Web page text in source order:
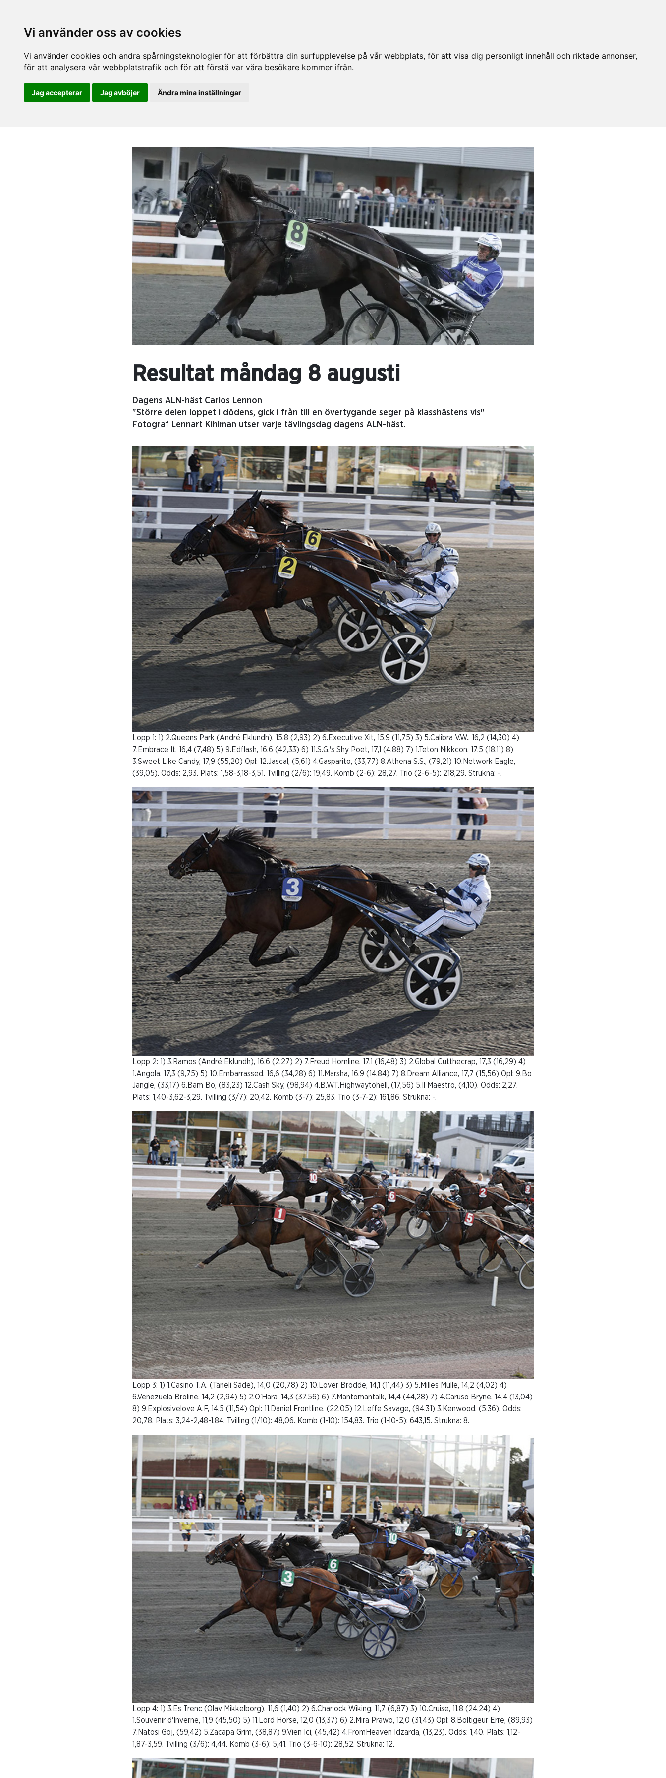
Vi använder oss av cookies
Vi använder cookies och andra spårningsteknologier för att förbättra din surfupplevelse på vår webbplats, för att visa dig personligt innehåll och riktade annonser,
för att analysera vår webbplatstrafik och för att förstå var våra besökare kommer ifrån.
Jag accepterar Jag avböjer Ändra mina inställningar
Resultat måndag 8 augusti
Dagens ALN-häst Carlos Lennon
"Större delen loppet i dödens, gick i från till en övertygande seger på klasshästens vis"
Fotograf Lennart Kihlman utser varje tävlingsdag dagens ALN-häst.
Lopp 1: 1) 2.Queens Park (André Eklundh), 15,8 (2,93) 2) 6.Executive Xit, 15,9 (11,75) 3) 5.Calibra V.W., 16,2 (14,30) 4)
7.Embrace It, 16,4 (7,48) 5) 9.Edflash, 16,6 (42,33) 6) 11.S.G.'s Shy Poet, 17,1 (4,88) 7) 1.Teton Nikkcon, 17,5 (18,11) 8)
3.Sweet Like Candy, 17,9 (55,20) Opl: 12.Jascal, (5,61) 4.Gasparito, (33,77) 8.Athena S.S., (79,21) 10.Network Eagle,
(39,05). Odds: 2,93. Plats: 1,58-3,18-3,51. Tvilling (2/6): 19,49. Komb (2-6): 28,27. Trio (2-6-5): 218,29. Strukna: -.
Lopp 2: 1) 3.Ramos (André Eklundh), 16,6 (2,27) 2) 7.Freud Hornline, 17,1 (16,48) 3) 2.Global Cutthecrap, 17,3 (16,29) 4)
1.Angola, 17,3 (9,75) 5) 10.Embarrassed, 16,6 (34,28) 6) 11.Marsha, 16,9 (14,84) 7) 8.Dream Alliance, 17,7 (15,56) Opl: 9.Bo
Jangle, (33,17) 6.Bam Bo, (83,23) 12.Cash Sky, (98,94) 4.B.WT.Highwaytohell, (17,56) 5.Il Maestro, (4,10). Odds: 2,27.
Plats: 1,40-3,62-3,29. Tvilling (3/7): 20,42. Komb (3-7): 25,83. Trio (3-7-2): 161,86. Strukna: -.
Lopp 3: 1) 1.Casino T.A. (Taneli Säde), 14,0 (20,78) 2) 10.Lover Brodde, 14,1 (11,44) 3) 5.Milles Mulle, 14,2 (4,02) 4)
6.Venezuela Broline, 14,2 (2,94) 5) 2.O'Hara, 14,3 (37,56) 6) 7.Mantomantalk, 14,4 (44,28) 7) 4.Caruso Bryne, 14,4 (13,04)
8) 9.Explosivelove A.F, 14,5 (11,54) Opl: 11.Daniel Frontline, (22,05) 12.Leffe Savage, (94,31) 3.Kenwood, (5,36). Odds:
20,78. Plats: 3,24-2,48-1,84. Tvilling (1/10): 48,06. Komb (1-10): 154,83. Trio (1-10-5): 643,15. Strukna: 8.
Lopp 4: 1) 3.Es Trenc (Olav Mikkelborg), 11,6 (1,40) 2) 6.Charlock Wiking, 11,7 (6,87) 3) 10.Cruise, 11,8 (24,24) 4)
1.Souvenir d'Inverne, 11,9 (45,50) 5) 11.Lord Horse, 12,0 (13,37) 6) 2.Mira Prawo, 12,0 (31,43) Opl: 8.Boltigeur Erre, (89,93)
7.Natosi Goj, (59,42) 5.Zacapa Grim, (38,87) 9.Vien Ici, (45,42) 4.FromHeaven Idzarda, (13,23). Odds: 1,40. Plats: 1,12-
1,87-3,59. Tvilling (3/6): 4,44. Komb (3-6): 5,41. Trio (3-6-10): 28,52. Strukna: 12.